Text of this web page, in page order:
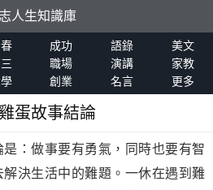
人生知識庫
成功 語錄
美文
職場 演講
家教
創業 名言 更多
蛋故事結論
：做事要有勇氣，同時也要有智
決生活中的難題。一休在遇到難